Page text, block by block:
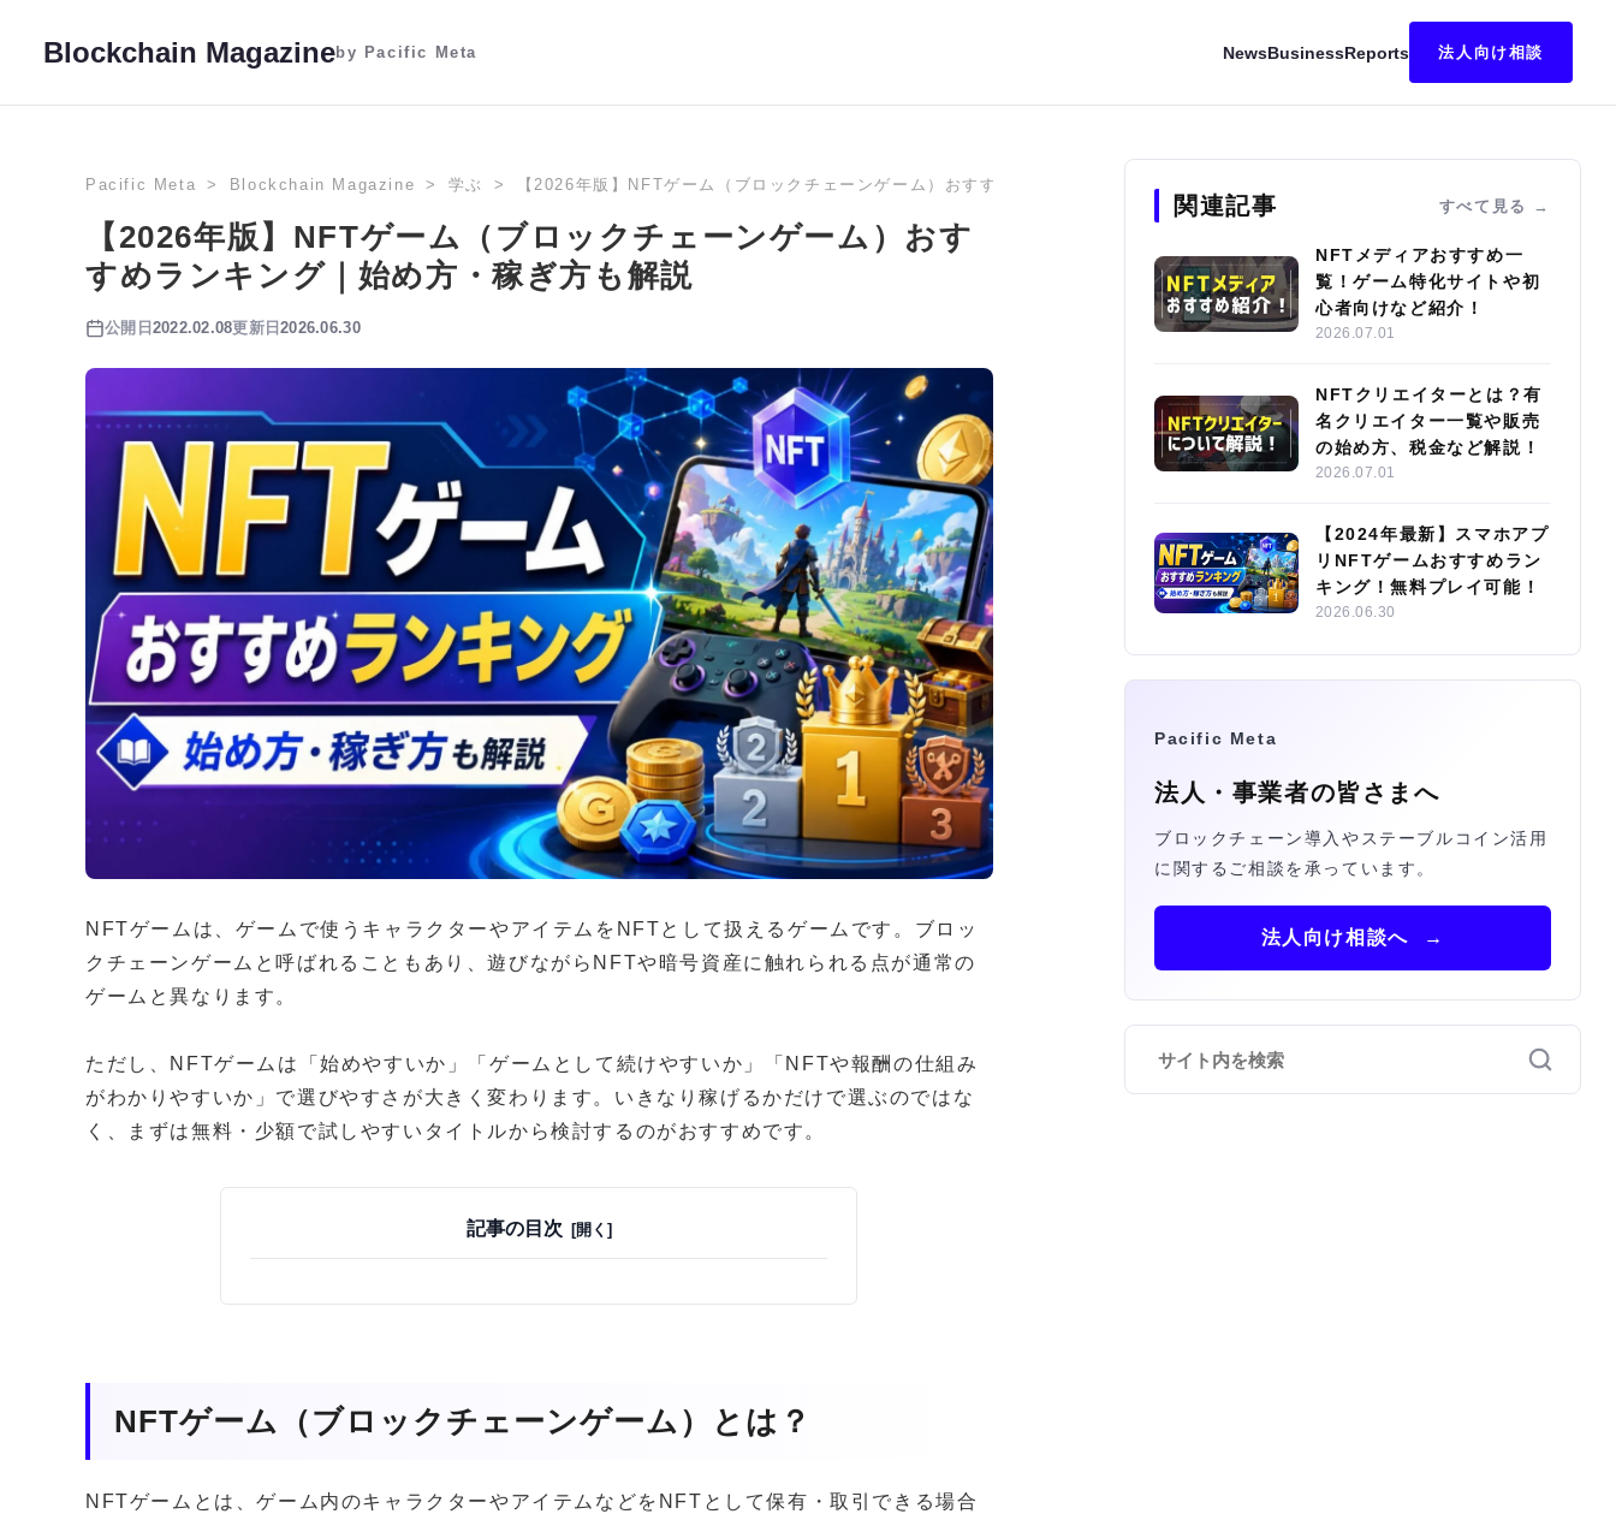
Blockchain Magazineby Pacific Meta NewsBusinessReports 法人向け相談
Pacific Meta Blockchain Magazine 学ぶ 【2026年版】NFTゲーム（ブロックチェーンゲーム）おすすめランキング｜始め方・稼ぎ方も解説
【2026年版】NFTゲーム（ブロックチェーンゲーム）おす
すめランキング｜始め方・稼ぎ方も解説
公開日 2022.02.08更新日2026.06.30
NFTゲームは、ゲームで使うキャラクターやアイテムをNFTとして扱えるゲームです。ブロッ
クチェーンゲームと呼ばれることもあり、遊びながらNFTや暗号資産に触れられる点が通常の
ゲームと異なります。
ただし、NFTゲームは「始めやすいか」「ゲームとして続けやすいか」「NFTや報酬の仕組み
がわかりやすいか」で選びやすさが大きく変わります。いきなり稼げるかだけで選ぶのではな
く、まずは無料・少額で試しやすいタイトルから検討するのがおすすめです。
記事の目次
NFTゲーム（ブロックチェーンゲーム）とは？
NFTゲームとは、ゲーム内のキャラクターやアイテムなどをNFTとして保有・取引できる場合
関連記事 すべて見る
NFTメディアおすすめ一
覧！ゲーム特化サイトや初
心者向けなど紹介！
2026.07.01
NFTクリエイターとは？有
名クリエイター一覧や販売
の始め方、税金など解説！
2026.07.01
【2024年最新】スマホアプ
リNFTゲームおすすめラン
キング！無料プレイ可能！
2026.06.30
Pacific Meta
法人・事業者の皆さまへ
ブロックチェーン導入やステーブルコイン活用
に関するご相談を承っています。
法人向け相談へ